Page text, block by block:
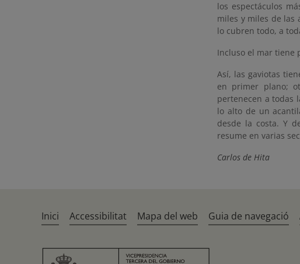
los espectáculos
miles y miles de las
lo cubren todo, a
Incluso el mar tiene
Así, las gaviotas
en primer plano;
pertenecen a todas
lo alto de un
desde la costa. Y
resume en varias
Carlos de Hita
Inici Accessibilitat Mapa del web Guia de navegació